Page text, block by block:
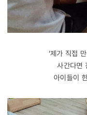
'제가 직접
사간다면
아이들이